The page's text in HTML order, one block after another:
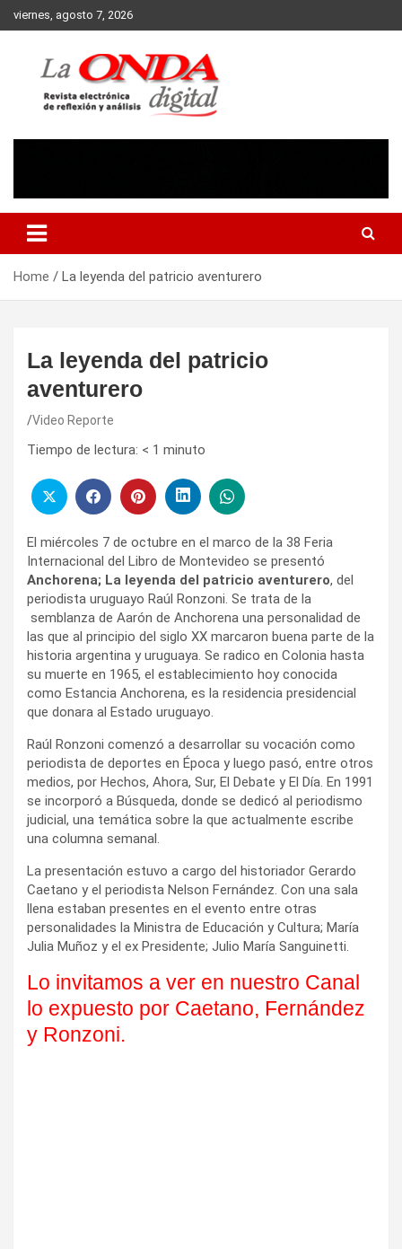
Skip
to
viernes, agosto 7, 2026
Home La leyenda del patricio aventurero
La leyenda del patricio
aventurero
Video Reporte
Tiempo de lectura: < 1 minuto
El miércoles 7 de octubre en el marco de la 38 Feria
Internacional del Libro de Montevideo se presentó
Anchorena; La leyenda del patricio aventurero, del
periodista uruguayo Raúl Ronzoni. Se trata de la
semblanza de Aarón de Anchorena una personalidad de
las que al principio del siglo XX marcaron buena parte de la
historia argentina y uruguaya. Se radico en Colonia hasta
su muerte en 1965, el establecimiento hoy conocida
como Estancia Anchorena, es la residencia presidencial
que donara al Estado uruguayo.
Raúl Ronzoni comenzó a desarrollar su vocación como
periodista de deportes en Época y luego pasó, entre otros
medios, por Hechos, Ahora, Sur, El Debate y El Día. En 1991
se incorporó a Búsqueda, donde se dedicó al periodismo
judicial, una temática sobre la que actualmente escribe
una columna semanal.
La presentación estuvo a cargo del historiador Gerardo
Caetano y el periodista Nelson Fernández. Con una sala
llena estaban presentes en el evento entre otras
personalidades la Ministra de Educación y Cultura; María
Julia Muñoz y el ex Presidente; Julio María Sanguinetti.
Lo invitamos a ver en nuestro Canal
lo expuesto por Caetano, Fernández
y Ronzoni.